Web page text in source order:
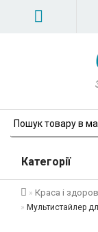
Категорії
Краса і
Мультистайлер